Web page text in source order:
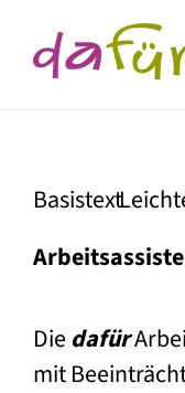
Basistext
Die dafür
mit